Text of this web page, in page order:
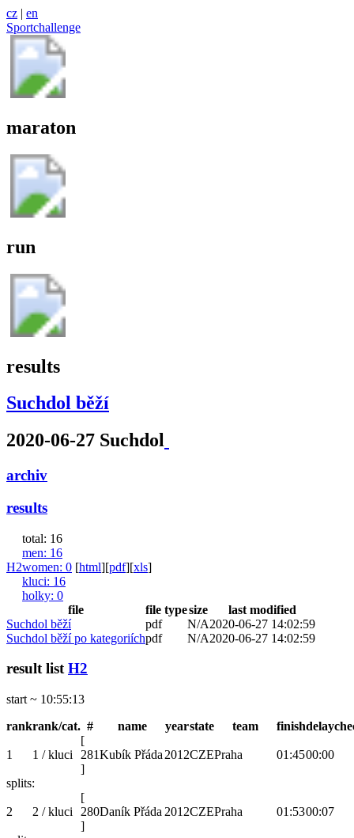
cz | en
Sportchallenge
maraton
run
results
Suchdol běží
2020-06-27 Suchdol
archiv
results
H2
total: 16
men: 16
women: 0
kluci: 16
holky: 0
[html][pdf][xls]
file file typesize
last modified
Suchdol běží
pdf N/A2020-06-27 14:02:59
Suchdol běží po kategoriíchpdf N/A2020-06-27 14:02:59
result listH2
start ~ 10:55:13
rankrank/cat. # name yearstate team finishdelay
1 1 / kluci
[
281
]
Kubík Přáda 2012CZEPraha 01:4500:00
splits:
2 2 / kluci
[
280
]
Daník Přáda 2012CZEPraha 01:5300:07